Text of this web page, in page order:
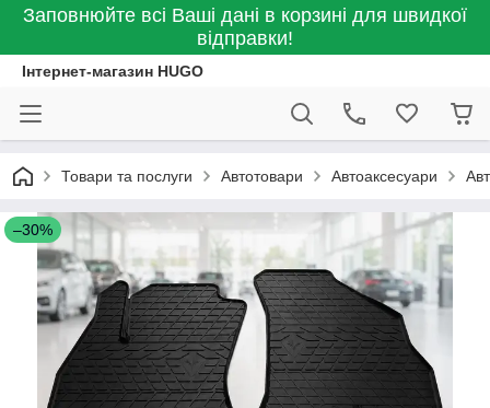
Заповнюйте всі Ваші дані в корзині для швидкої
відправки!
Інтернет-магазин HUGO
Товари та послуги Автотовари Автоаксесуари
–30%